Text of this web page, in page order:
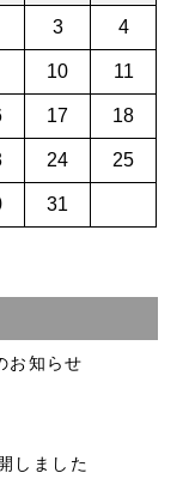
3 4
10 11
17 18
24 25
31
お知らせ
しました